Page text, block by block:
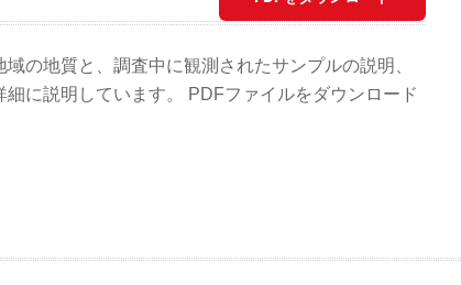
の地質と、調査中に観測されたサンプルの説明、
に説明しています。 PDFファイルをダウンロード